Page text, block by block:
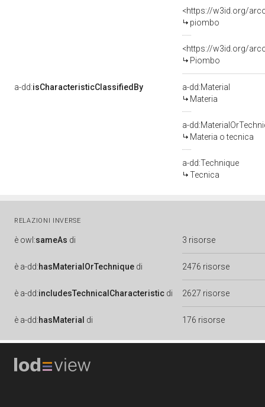
<https://w3id.org/
piombo
<https://w3id.org/
Piombo
a-dd:isCharacteristicClassifiedBy
a-dd:Material
Materia
a-
Materia o tecnica
a-dd:Technique
Tecnica
RELAZIONI INVERSE
è owl:sameAs di 3 risorse
è a-dd:hasMaterialOrTechnique di 2476 risorse
è a-dd:includesTechnicalCharacteristic di 2627 risorse
è a-dd:hasMaterial di 176 risorse